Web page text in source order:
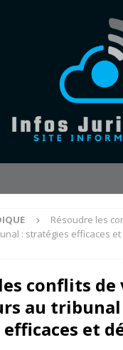
Résoudre les
: stratégies efficaces
conflits de
au tribunal
et